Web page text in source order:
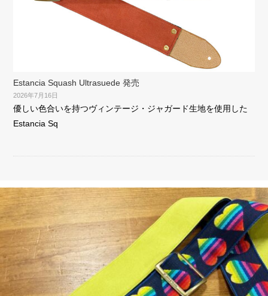
Estancia Squash Ultrasuede 発売
2026年7月16日
優しい色合いを持つヴィンテージ・ジャガード生地を使用した
Estancia Sq